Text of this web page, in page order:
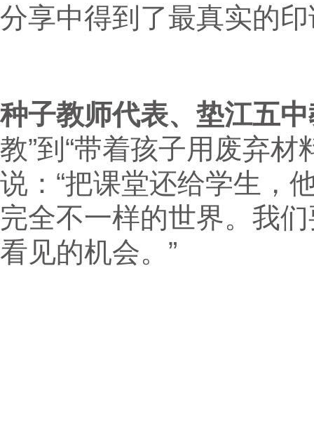
分享中得到了最真实的
种子教师代表、垫江五
教”到“带着孩子用废弃
说：“把课堂还给学生，
完全不一样的世界。我
看见的机会。”